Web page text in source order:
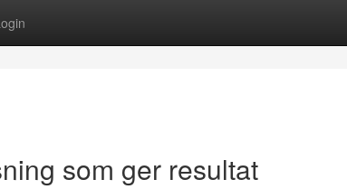
som ger resultat